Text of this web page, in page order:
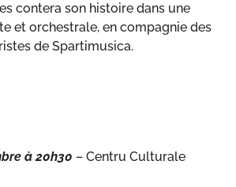
contera son histoire dans une
et orchestrale, en compagnie des
de Spartimusica.
à 20h30 – Centru Culturale